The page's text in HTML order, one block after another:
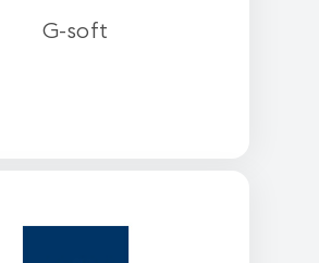
G-soft